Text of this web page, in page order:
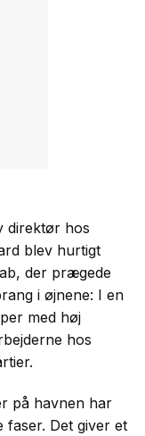
direktør hos
blev hurtigt
der prægede
i øjnene: I en
med høj
hos
på havnen har
faser. Det giver et